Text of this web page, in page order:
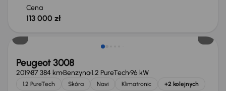
Cena
113 000 zł
Peugeot 3008
201987 384 kmBenzyna1.2 PureTech96 kW
1.2 PureTech Skóra Navi Klimatronic +2 kolejnych